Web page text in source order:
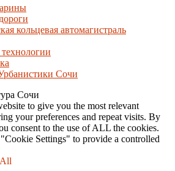
кольцевая автомагистраль
Сочи
Сочи
to give you the most relevant
your preferences and repeat visits. By
consent to the use of ALL the cookies.
Settings" to provide a controlled